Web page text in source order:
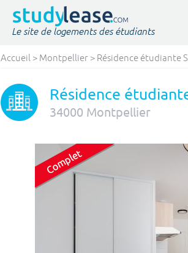
Le site de logements des étudiants
Accueil > Montpellier > Résidence étudiante
Résidence
34000 Montpellier